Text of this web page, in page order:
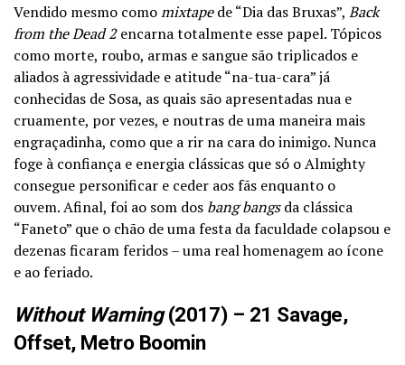
Vendido mesmo comomixtapede “Dia das Bruxas”, Back
from the Dead 2encarna totalmente esse papel. Tópicos
como morte, roubo, armas e sangue são triplicados e
aliados à agressividade e atitude “na-tua-cara” já
conhecidas de Sosa, as quais são apresentadas nua e
cruamente, por vezes, e noutras de uma maneira mais
engraçadinha, como que a rir na cara do inimigo.Nunca
foge à confiança e energia clássicas que só o Almighty
consegue personificar e ceder aos fãs enquanto o
ouvem.Afinal, foi ao som dos bang bangsda clássica
“Faneto” que o chão de uma festa da faculdade colapsou e
dezenas ficaram feridos – uma real homenagem ao ícone
e ao feriado.
Without Warning(2017) – 21 Savage,
Offset, Metro Boomin